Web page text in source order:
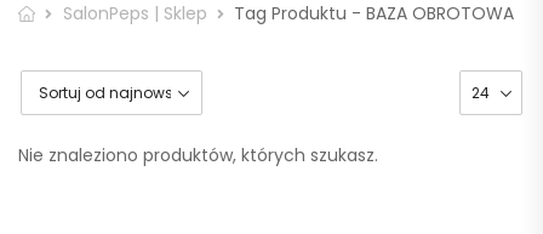
SalonPeps | Sklep Tag Produktu - BAZA OBROTOWA
Nie znaleziono produktów, których szukasz.